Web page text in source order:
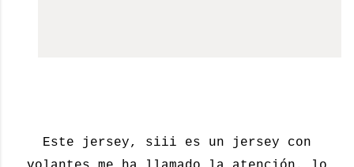
Este jersey, siii es un jersey con